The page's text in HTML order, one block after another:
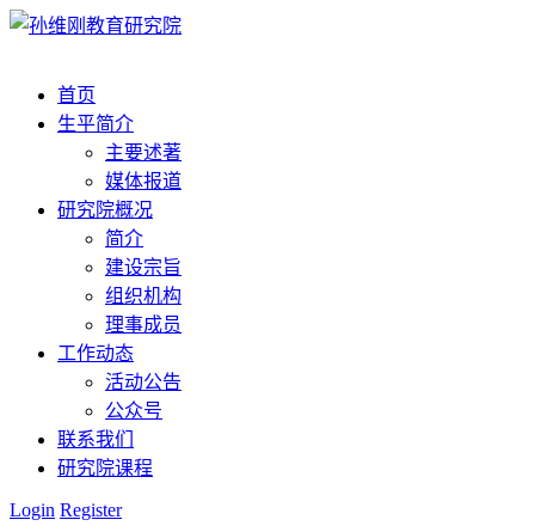
首页
生平简介
主要述著
媒体报道
研究院概况
简介
建设宗旨
组织机构
理事成员
工作动态
活动公告
公众号
联系我们
研究院课程
Login Register